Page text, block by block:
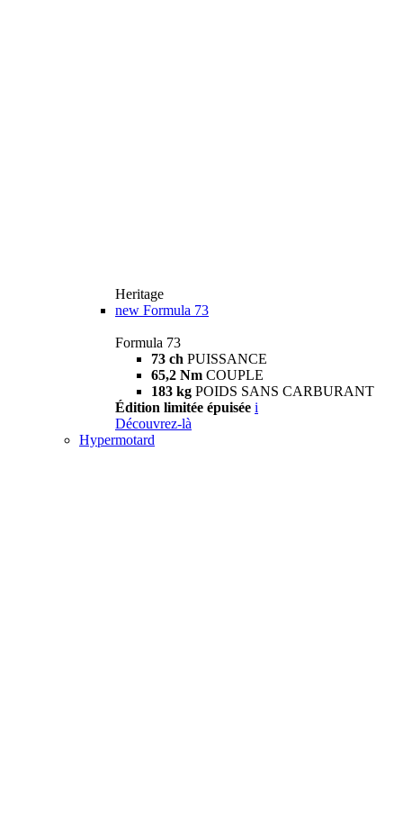
Heritage
new Formula 73
Formula 73
73 ch PUISSANCE
65,2 Nm COUPLE
183 kg POIDS SANS CARBURANT
Édition limitée épuisée i
Découvrez-là
Hypermotard